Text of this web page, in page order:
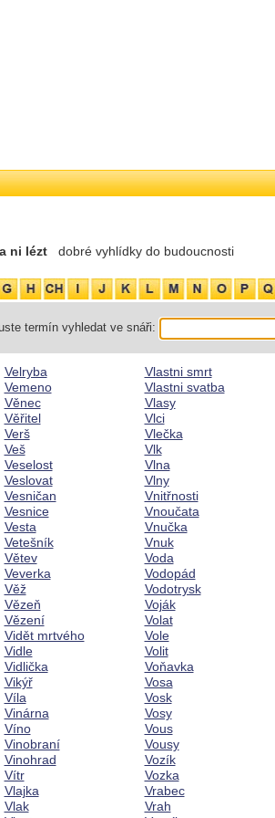
ni lézt
dobré vyhlídky do budoucnosti
termín vyhledat ve snáři:
Velryba
Vemeno
Věnec
Věřitel
Verš
Veš
Veselost
Veslovat
Vesničan
Vesnice
Vesta
Vetešník
Větev
Veverka
Věž
Vězeň
Vězení
Vidět mrtvého
Vidle
Vidlička
Vikýř
Víla
Vinárna
Víno
Vinobraní
Vinohrad
Vítr
Vlajka
Vlak
Vlastni smrt
Vlastni svatba
Vlasy
Vlci
Vlečka
Vlk
Vlna
Vlny
Vnitřnosti
Vnoučata
Vnučka
Vnuk
Voda
Vodopád
Vodotrysk
Voják
Volat
Vole
Volit
Voňavka
Vosa
Vosk
Vosy
Vous
Vousy
Vozík
Vozka
Vrabec
Vrah